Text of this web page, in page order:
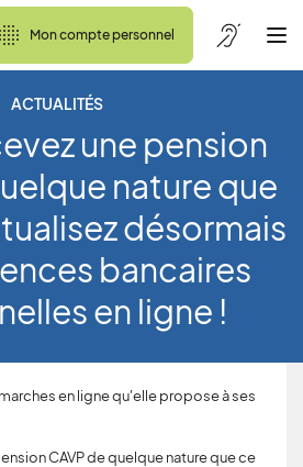
Mon compte personnel
ACTUALITÉS
une pension
nature que
désormais
bancaires
en ligne !
en ligne qu'elle propose à ses
CAVP de quelque nature que ce